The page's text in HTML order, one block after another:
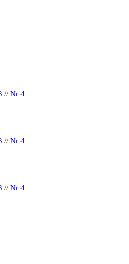
// Nr 4
// Nr 4
// Nr 4